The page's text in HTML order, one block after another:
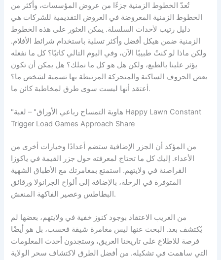
تُعدّ الخطوط الزمنية جزءًا من عروض المؤسسات، وأكثر من
الخطوط الزمنية المعروضة في العروض التقديمية للشركات هي
دليل رتيب لأحداث السلسلة. يمكن العثور على هذه الخطوط
الزمنية ضمن هيكل أفضل وأكثر تسلية باستخدام شرائط الأفلام.
ولكن ماذا لو كنتُ طبيبًا الآن، وفي اليوم التالي كاتبًا؟ كل ما نفعله
يؤثر علينا بالطبع، ولكن هل هو كل ما نملك؟ هل يمكن أن تكون
بعض الحروف الساكنة والمتحركة المرتبطة بها تسمية لشخص ما؟
أعتقد أنها ليست سوى طرق لمخاطبة كائن ما.
"هاوية التمساح رباعي الأوراق" – لعبة Happy Lawn Constant
Trigger Load Games Approach Share
من المؤكد أن الجزر الإضافية ستضم أعدادًا وخيارات أخرى من
الأعداء. إليك كل ما تحتاج لمعرفته حول جزر القيمة في ياكوزا
القراصنة في ولايتهم. استمتع بمغامرتك مع الأطباق الشهية
المتوفرة في الرحلة، بالإضافة إلى ألواح الجرانولا ورقائق
البطاطس وعصير الفاكهة المنعش.
من الغريب الاعتقاد بوجود كنوز خفية في ولايتهم، بعضها لم
يُكتشف بعد. البحث عنها ليس مغامرة شيقة فحسب، بل هو أيضًا
فرصة للاطلاع على تاريخنا العريق، وستجدون أحدث المعلومات
التي ساهمت في تشكيله. من أفضل الطرق لاكتشاف سحر الولاية